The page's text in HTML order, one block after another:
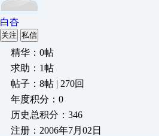
白夻
关注 私信
精华：0帖
求助：1帖
帖子：8帖 | 270回
年度积分：0
历史总积分：346
注册：2006年7月02日